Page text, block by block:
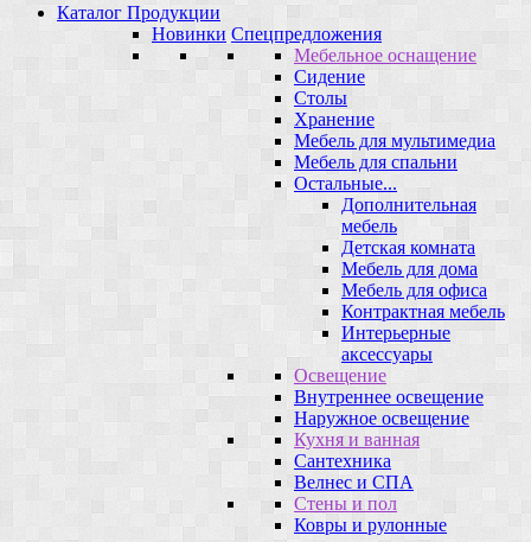
Каталог Продукции
Новинки Спецпредложения
Мебельное оснащение
Сидение
Столы
Хранение
Мебель для мультимедиа
Мебель для спальни
Остальные...
Дополнительная
мебель
Детская комната
Мебель для дома
Мебель для офиса
Контрактная мебель
Интерьерные
аксессуары
Освещение
Внутреннее освещение
Наружное освещение
Кухня и ванная
Сантехника
Велнес и СПА
Стены и пол
Ковры и рулонные